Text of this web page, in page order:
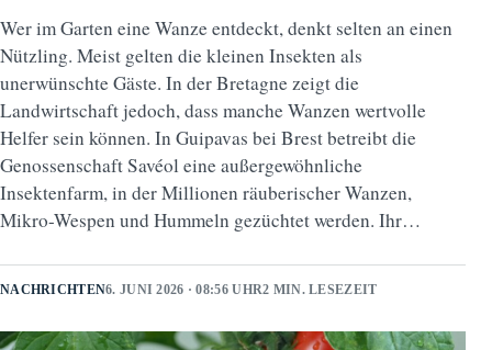
Wer im Garten eine Wanze entdeckt, denkt selten an einen
Nützling. Meist gelten die kleinen Insekten als
unerwünschte Gäste. In der Bretagne zeigt die
Landwirtschaft jedoch, dass manche Wanzen wertvolle
Helfer sein können. In Guipavas bei Brest betreibt die
Genossenschaft Savéol eine außergewöhnliche
Insektenfarm, in der Millionen räuberischer Wanzen,
Mikro-Wespen und Hummeln gezüchtet werden. Ihr…
NACHRICHTEN6. JUNI 2026 · 08:56 UHR2 MIN. LESEZEIT